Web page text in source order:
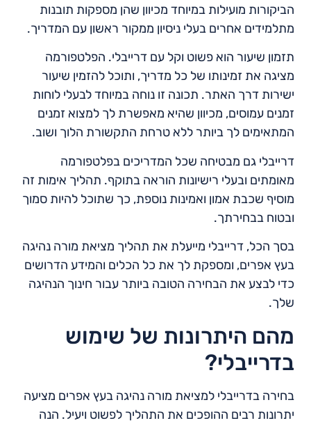
הביקורות מועילות במיוחד מכיוון שהן מספקות תובנות
מתלמידים אחרים בעלי ניסיון ממקור ראשון עם המדריך.
תזמון שיעור הוא פשוט וקל עם דרייבלי. הפלטפורמה
מציגה את זמינותו של כל מדריך, ותוכל להזמין שיעור
ישירות דרך האתר. תכונה זו נוחה במיוחד לבעלי לוחות
זמנים עמוסים, מכיוון שהיא מאפשרת לך למצוא זמנים
המתאימים לך ביותר ללא טרחת התקשורת הלוך ושוב.
דרייבלי גם מבטיחה שכל המדריכים בפלטפורמה
מאומתים ובעלי רישיונות הוראה בתוקף. תהליך אימות זה
מוסיף שכבת אמון ואמינות נוספת, כך שתוכל להיות סמוך
ובטוח בבחירתך.
בסך הכל, דרייבלי מייעלת את תהליך מציאת מורה נהיגה
בעץ אפרים, ומספקת לך את כל הכלים והמידע הדרושים
כדי לבצע את הבחירה הטובה ביותר עבור חינוך הנהיגה
שלך.
מהם היתרונות של שימוש
בדרייבלי?
בחירה בדרייבלי למציאת מורה נהיגה בעץ אפרים מציעה
יתרונות רבים ההופכים את התהליך לפשוט ויעיל. הנה